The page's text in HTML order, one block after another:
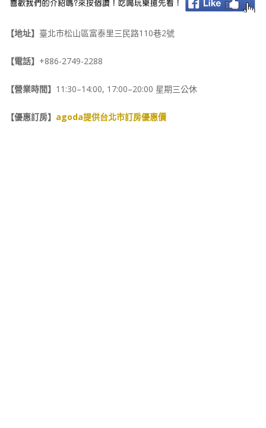
【地址】 臺北市松山區富泰里三民路110巷2號
【電話】 +886-2749-2288
【營業時間】 11:30–14:00, 17:00–20:00 星期三公休
【優惠訂房】 agoda提供台北市訂房優惠價